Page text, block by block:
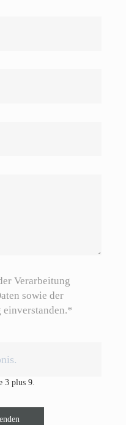
Verarbeitung
sowie der
einverstanden.*
3 plus 9.